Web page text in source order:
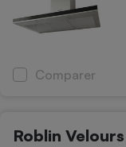
Comparer
Roblin